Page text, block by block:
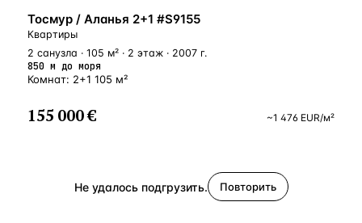
БЛИЗКО К МОРЮ
Тосмур / Аланья 2+1 #S9155
Квартиры
2 санузла · 105 м² · 2 этаж · 2007 г.
850 м до моря
Комнат: 2+1 105 м²
155 000 € ~1 476 EUR/м²
Не удалось подгрузить. Повторить